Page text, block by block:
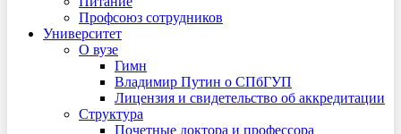
Профсоюз сотрудников
Университет
О вузе
Гимн
Владимир Путин о СПбГУП
Лицензия и свидетельство об аккредитации
Структура
Почетные доктора и профессора